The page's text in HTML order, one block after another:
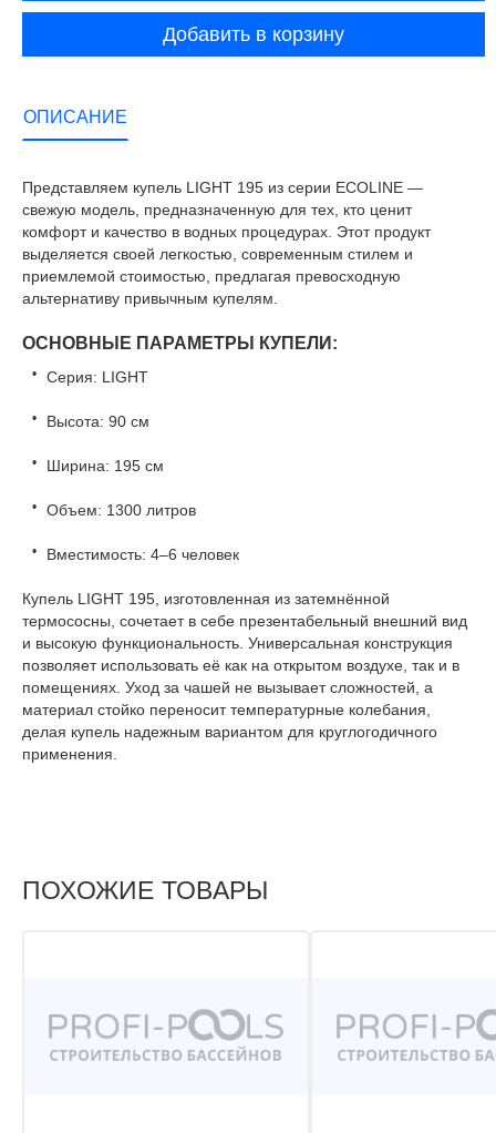
Добавить в корзину
ОПИСАНИЕ
Представляем купель LIGHT 195 из серии ECOLINE —
свежую модель, предназначенную для тех, кто ценит
комфорт и качество в водных процедурах. Этот продукт
выделяется своей легкостью, современным стилем и
приемлемой стоимостью, предлагая превосходную
альтернативу привычным купелям.
ОСНОВНЫЕ ПАРАМЕТРЫ КУПЕЛИ:
Серия: LIGHT
Высота: 90 см
Ширина: 195 см
Объем: 1300 литров
Вместимость: 4–6 человек
Купель LIGHT 195, изготовленная из затемнённой
термососны, сочетает в себе презентабельный внешний вид
и высокую функциональность. Универсальная конструкция
позволяет использовать её как на открытом воздухе, так и в
помещениях. Уход за чашей не вызывает сложностей, а
материал стойко переносит температурные колебания,
делая купель надежным вариантом для круглогодичного
применения.
ПОХОЖИЕ ТОВАРЫ